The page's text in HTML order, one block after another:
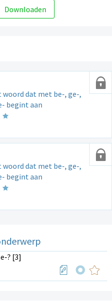
Downloaden
woord dat met be-, ge-,
begint aan
woord dat met be-, ge-,
begint aan
? [3]